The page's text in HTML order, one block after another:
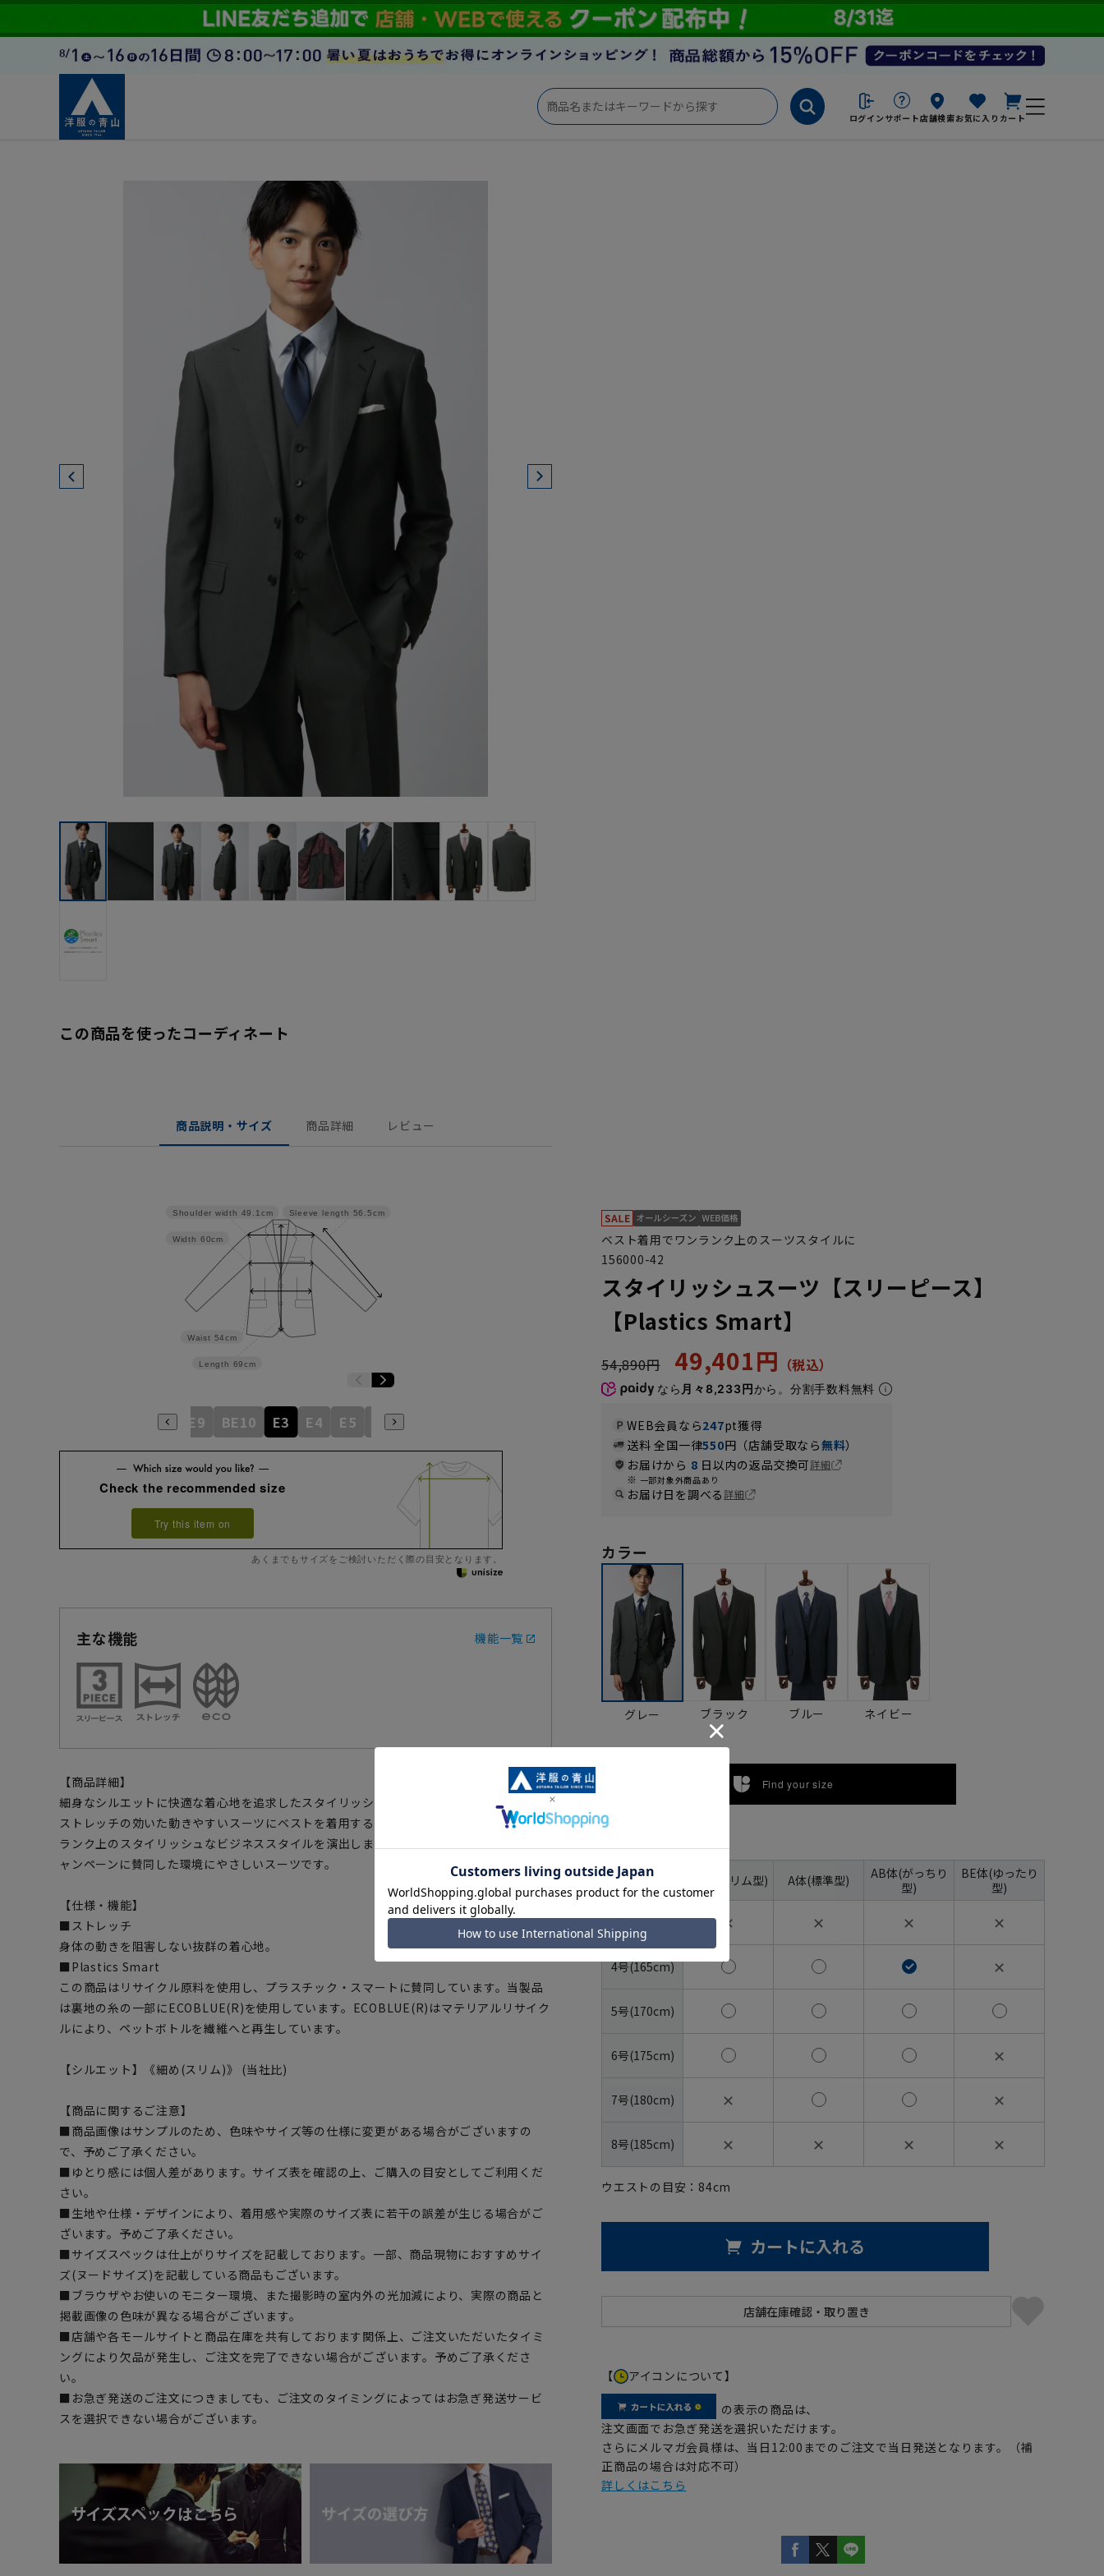
ログイン サポート店舗検索お気に入り カート
この商品を使ったコーディネート
商品説明・サイズ 商品詳細 レビュー
Sleeve length 56.5cm
Length 69cm
Waist 54cm
Width 60cm
Shoulder width 49.1cm
BE8 BE9 BE10 E3 E4 E5 E6 K6 K7 K8 K9 K10
Check the recommended size
Try this item on
あくまでもサイズをご検討いただく際の目安となります。
主な機能 機能一覧
【商品詳細】
細身なシルエットに快適な着心地を追求したスタイリッシュなスリーピーススーツです。
ストレッチの効いた動きやすいスーツにベストを着用することでドレスアップ可能。ワン
ランク上のスタイリッシュなビジネススタイルを演出します。また『Plastics Smart』キ
ャンペーンに賛同した環境にやさしいスーツです。
【仕様・機能】
■ストレッチ
身体の動きを阻害しない抜群の着心地。
■Plastics Smart
この商品はリサイクル原料を使用し、プラスチック・スマートに賛同しています。当製品
は裏地の糸の一部にECOBLUE(R)を使用しています。ECOBLUE(R)はマテリアルリサイク
ルにより、ペットボトルを繊維へと再生しています。
【シルエット】《細め(スリム)》 (当社比)
【商品に関するご注意】
■商品画像はサンプルのため、色味やサイズ等の仕様に変更がある場合がございますの
で、予めご了承ください。
■ゆとり感には個人差があります。サイズ表を確認の上、ご購入の目安としてご利用くだ
さい。
■生地や仕様・デザインにより、着用感や実際のサイズ表に若干の誤差が生じる場合がご
ざいます。予めご了承ください。
■サイズスペックは仕上がりサイズを記載しております。一部、商品現物におすすめサイ
ズ(ヌードサイズ)を記載している商品もございます。
■ブラウザやお使いのモニター環境、また撮影時の室内外の光加減により、実際の商品と
掲載画像の色味が異なる場合がございます。
■店舗や各モールサイトと商品在庫を共有しております関係上、ご注文いただいたタイミ
ングにより欠品が発生し、ご注文を完了できない場合がございます。予めご了承くださ
い。
■お急ぎ発送のご注文につきましても、ご注文のタイミングによってはお急ぎ発送サービ
スを選択できない場合がございます。
ベスト着用でワンランク上のスーツスタイルに
156000-42
スタイリッシュスーツ【スリーピース】
【Plastics Smart】
54,890円 49,401円
なら 月々8,233円から。分割手数料無料
WEB会員なら247pt獲得
送料 全国一律550円（店舗受取なら無料）
お届けから 8 日以内の返品交換可詳細
一部対象外商品あり
お届け日を調べる詳細
カラー
グレー ブラック ブルー ネイビー
Find your size
YA体(スリム型) A体(標準型)
AB体(がっちり
型)
BE体(ゆったり
型)
3号(160cm) ✕ ✕ ✕ ✕
4号(165cm) ✕
5号(170cm)
6号(175cm) ✕
7号(180cm) ✕ ✕
8号(185cm) ✕ ✕ ✕ ✕
ウエストの目安： 84cm
カートに入れる
【 アイコンについて】
の表示の商品は、
注文画面でお急ぎ発送を選択いただけます。
さらにメルマガ会員様は、当日12:00までのご注文で当日発送となります。（補
正商品の場合は対応不可）
詳しくはこちら